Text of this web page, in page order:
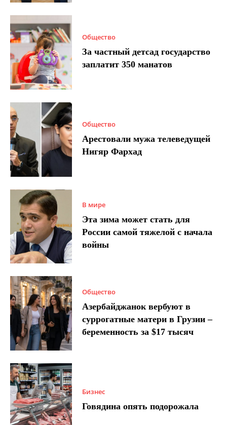
Общество
За частный детсад государство
заплатит 350 манатов
Общество
Арестовали мужа телеведущей
Нигяр Фархад
В мире
Эта зима может стать для
России самой тяжелой с начала
войны
Общество
Азербайджанок вербуют в
суррогатные матери в Грузии –
беременность за $17 тысяч
Бизнес
Говядина опять подорожала